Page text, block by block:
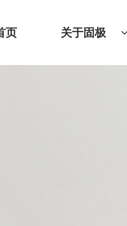
页 关于固极